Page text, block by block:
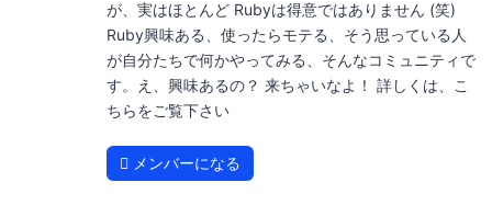
が、実はほとんど Rubyは得意ではありません (笑)
Ruby興味ある、使ったらモテる、そう思っている人
が自分たちで何かやってみる、そんなコミュニティで
す。え、興味あるの？ 来ちゃいなよ！ 詳しくは、こ
ちらをご覧下さい
メンバーになる